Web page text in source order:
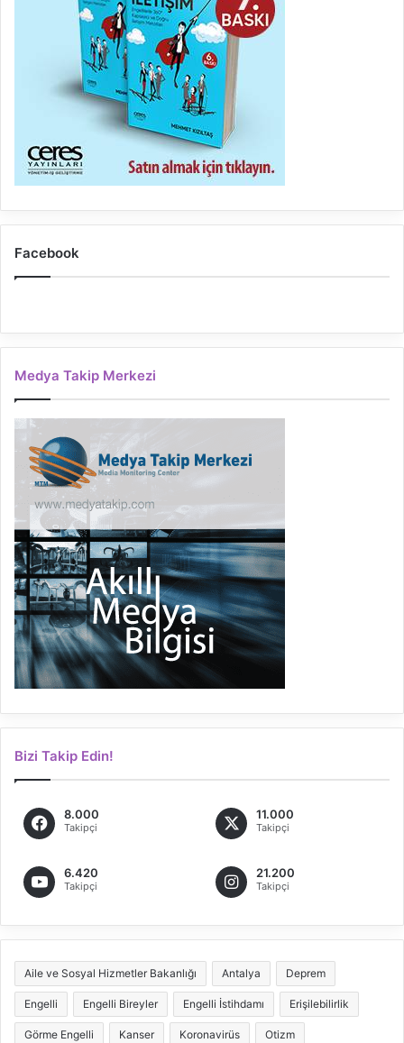
Facebook
Medya Takip Merkezi
Bizi Takip Edin!
8.000
Takipçi
11.000
Takipçi
6.420
Takipçi
21.200
Takipçi
Aile ve Sosyal Hizmetler Bakanlığı Antalya Deprem
Engelli Engelli Bireyler Engelli İstihdamı Erişilebilirlik
Görme Engelli Kanser Koronavirüs Otizm